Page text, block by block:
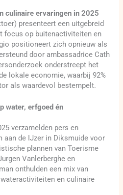
culinaire ervaringen in 2025
presenteert een uitgebreid
focus op buitenactiviteiten en
positioneert zich opnieuw als
door ambassadrice Cath
onderstreept het
lokale economie, waarbij 92%
als waardevol bestempelt.
water, erfgoed én
verzamelden pers en
aan de IJzer in Diksmuide voor
plannen van Toerisme
Vanlerberghe en
onthulden een mix van
en culinaire